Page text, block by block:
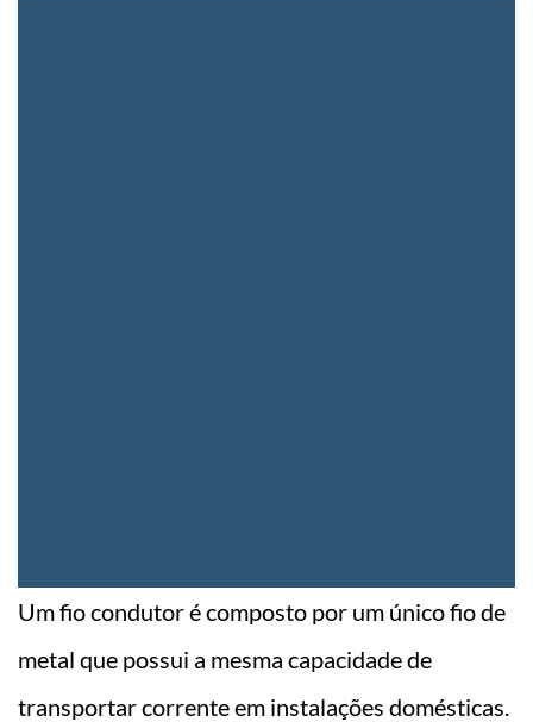
Um fio condutor é composto por um único fio de
metal que possui a mesma capacidade de
transportar corrente em instalações domésticas.